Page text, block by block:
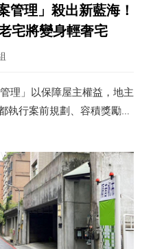
管理」殺出新藍海！
宅將變身輕奢宅
理」以保障屋主權益，地主
執行案前規劃、容積獎勵申
專款專戶，並透過「危老重
多錢。